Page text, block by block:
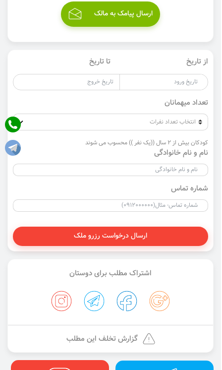
ارسال پیامک به مالک
از تاریخ تا تاریخ
تعداد میهمانان
کودکان بیش از 2 سال ((یک نفر )) محسوب می شوند
نام و نام خانوادگی
شماره تماس
ارسال درخواست رزرو ملک
اشتراک مطلب برای دوستان
گزارش تخلف این مطلب